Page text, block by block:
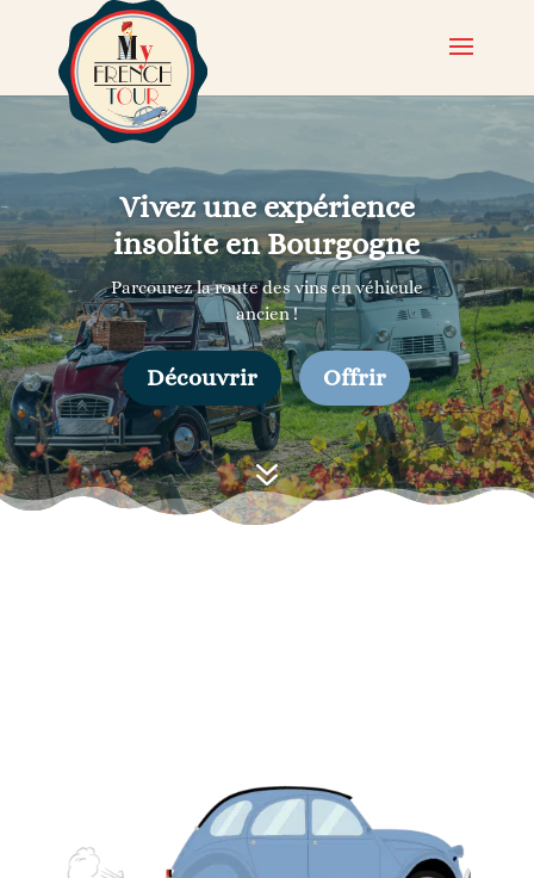
Vivez une expérience
insolite en Bourgogne
Parcourez la route des vins en véhicule
ancien !
Découvrir Offrir
7